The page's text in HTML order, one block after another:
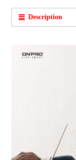
Description